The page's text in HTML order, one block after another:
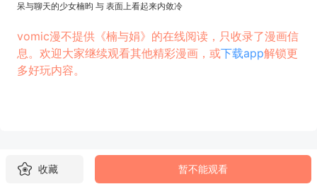
呆与聊天的少女楠昀 与 表面上看起来内敛冷
vomic漫不提供《楠与娟》的在线阅读，只收录了漫画信
息。欢迎大家继续观看其他精彩漫画，或下载app解锁更
多好玩内容。
收藏 暂不能观看